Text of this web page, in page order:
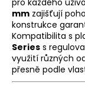
pro každého
mm zajišťují
konstrukce
Kompatibilita s
Series s
využití různých
přesně podle
?